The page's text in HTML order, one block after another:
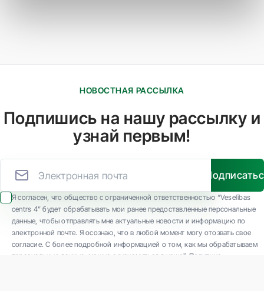
НОВОСТНАЯ РАССЫЛКА
Подпишись на нашу рассылку и
узнай первым!
Я согласен, что общество с ограниченной ответственностью “Veselības
centrs 4” будет обрабатывать мои ранее предоставленные персональные
данные, чтобы отправлять мне актуальные новости и информацию по
электронной почте. Я осознаю, что в любой момент могу отозвать свое
согласие. С более подробной информацией о том, как мы обрабатываем
персональные данные, можно ознакомиться в нашей Политике